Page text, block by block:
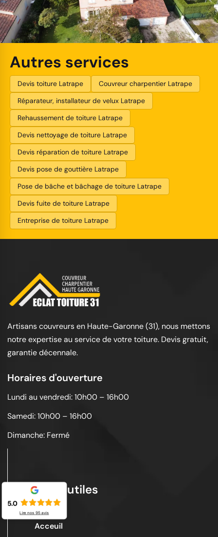
Autres services
Devis toiture Latrape
Couvreur charpentier Latrape
Réparateur, installateur de velux Latrape
Rehaussement de toiture Latrape
Devis nettoyage de toiture Latrape
Devis réparation de toiture Latrape
Devis pose de gouttière Latrape
Pose de bâche et bâchage de toiture Latrape
Devis fuite de toiture Latrape
Entreprise de toiture Latrape
Artisans couvreurs en Haute-Garonne (31), nous mettons
notre expertise au service de votre toiture. Devis gratuit,
garantie décennale.
Horaires d'ouverture
Lundi au vendredi: 10h00 – 16h00
Samedi: 10h00 – 16h00
Dimanche: Fermé
Liens utiles
Acceuil
5.0
Lire nos 95avis